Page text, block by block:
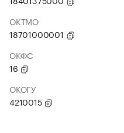
ОКТМО
18701000001
ОКФС
16
ОКОГУ
4210015